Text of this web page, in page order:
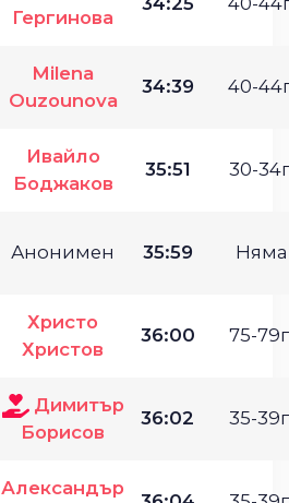
Гергинова
Milena
Ouzounova
34:39 40-
Ивайло
Боджаков
35:51 30-
Анонимен 35:59 Няма
Христо
Христов
36:00 75-
Димитър
Борисов
36:02 35-
Александър